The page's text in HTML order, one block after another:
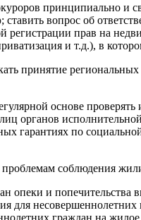
принципиально
ставить вопрос об
регистрации прав на
и т.д.), в
принятие
основе
органов
гарантиях по
соблюдения
опеки и
для
граждан на